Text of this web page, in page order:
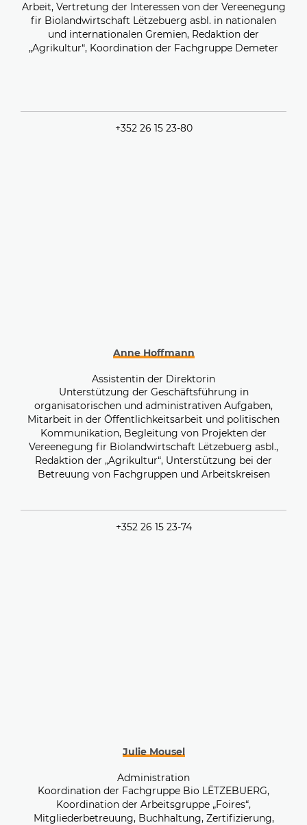
Arbeit, Vertretung der Interessen von der Vereenegung
fir Biolandwirtschaft Lëtzebuerg asbl. in nationalen
und internationalen Gremien, Redaktion der
„Agrikultur“, Koordination der Fachgruppe Demeter
+352 26 15 23-80
Anne Hoffmann
Assistentin der Direktorin
Unterstützung der Geschäftsführung in
organisatorischen und administrativen Aufgaben,
Mitarbeit in der Öffentlichkeitsarbeit und politischen
Kommunikation, Begleitung von Projekten der
Vereenegung fir Biolandwirtschaft Lëtzebuerg asbl.,
Redaktion der „Agrikultur“, Unterstützung bei der
Betreuung von Fachgruppen und Arbeitskreisen
+352 26 15 23-74
Julie Mousel
Administration
Koordination der Fachgruppe Bio LËTZEBUERG,
Koordination der Arbeitsgruppe „Foires“,
Mitgliederbetreuung, Buchhaltung, Zertifizierung,